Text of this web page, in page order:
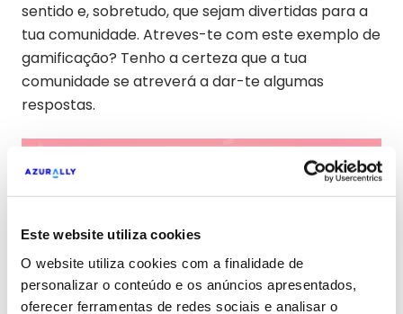
Este website utiliza cookies
O website utiliza cookies com a finalidade de
personalizar o conteúdo e os anúncios apresentados,
oferecer ferramentas de redes sociais e analisar o
sentido e, sobretudo, que sejam divertidas para a
tua comunidade. Atreves-te com este exemplo de
gamificação? Tenho a certeza que a tua
comunidade se atreverá a dar-te algumas
respostas.